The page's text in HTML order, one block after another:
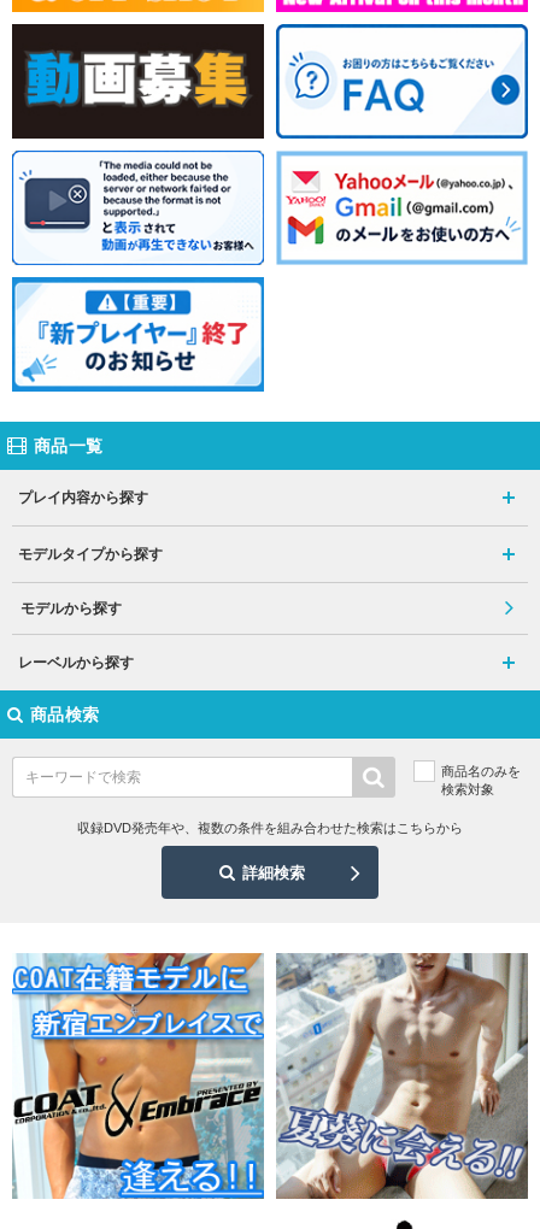
商品一覧
プレイ内容から探す
モデルタイプから探す
モデルから探す
レーベルから探す
商品検索
商品名のみを
検索対象
収録DVD発売年や、複数の条件を組み合わせた検索はこちらから
詳細検索